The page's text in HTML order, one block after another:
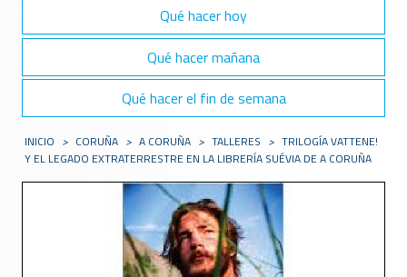
Qué hacer hoy
Qué hacer mañana
Qué hacer el fin de semana
INICIO > CORUÑA > A CORUÑA > TALLERES > TRILOGÍA VATTENE!
Y EL LEGADO EXTRATERRESTRE EN LA LIBRERÍA SUÉVIA DE A CORUÑA